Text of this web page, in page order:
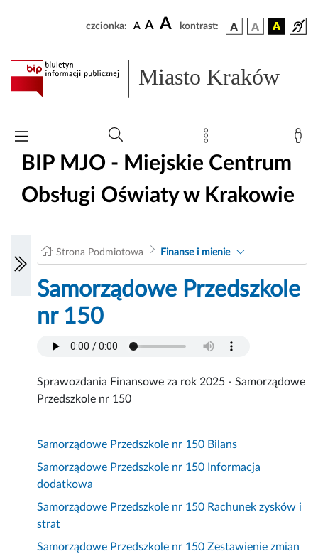
czcionka: A A A kontrast:
Miasto Kraków
BIP MJO - Miejskie Centrum
Obsługi Oświaty w Krakowie
Strona Podmiotowa Finanse i mienie
Samorządowe Przedszkole
nr 150
Sprawozdania Finansowe za rok 2025 - Samorządowe
Przedszkole nr 150
Samorządowe Przedszkole nr 150 Bilans
Samorządowe Przedszkole nr 150 Informacja
dodatkowa
Samorządowe Przedszkole nr 150 Rachunek zysków i
strat
Samorządowe Przedszkole nr 150 Zestawienie zmian